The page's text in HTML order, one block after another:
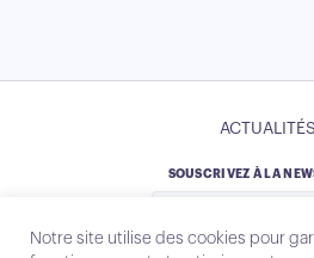
ACTUALITÉS
SOUSCRIVEZ À LA
Notre site utilise des cookies pour